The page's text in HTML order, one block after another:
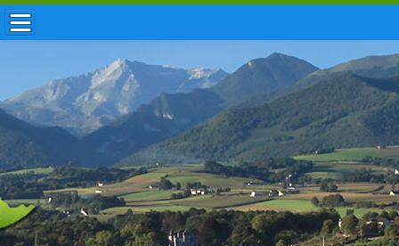
ACCUEIL / INFOS
MUNICIPALITÉ
VIE LOCALE
ENFANCE
TOURISME